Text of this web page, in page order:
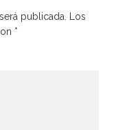
publicada. Los
*